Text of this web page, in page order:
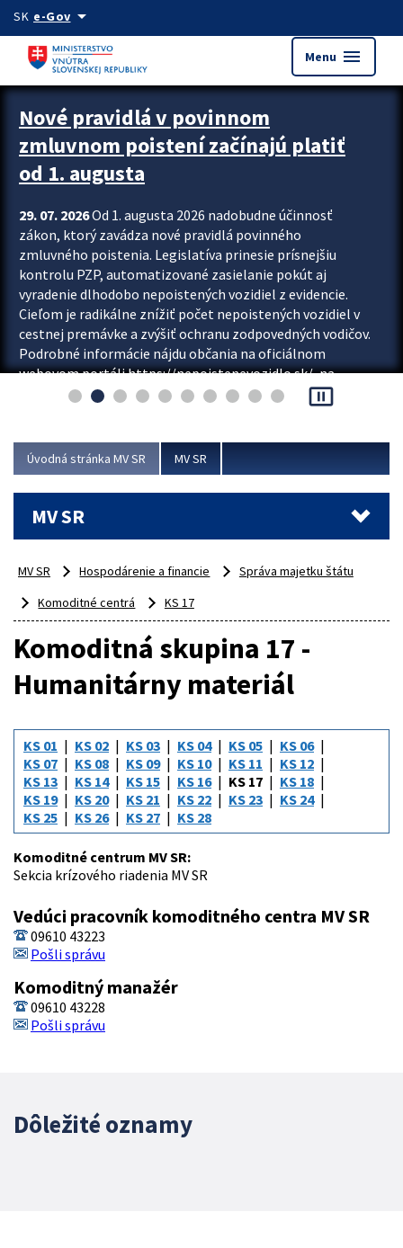
Preskocit na hlavný obsah
SK e-Govarrow_drop_down
Menu menu
Zastavit automatický posun upútavok
Nové pravidlá v povinnom
zmluvnom poistení začínajú platiť
od 1. augusta
29. 07. 2026Od 1. augusta 2026 nadobudne účinnosť
zákon, ktorý zavádza nové pravidlá povinného
zmluvného poistenia. Legislatíva prinesie prísnejšiu
kontrolu PZP, automatizované zasielanie pokút aj
vyradenie dlhodobo nepoistených vozidiel z evidencie.
Cieľom je radikálne znížiť počet nepoistených vozidiel v
cestnej premávke a zvýšiť ochranu zodpovedných vodičov.
Podrobné informácie nájdu občania na oficiálnom
webovom portáli https://nepoistenevozidlo.sk/, na
ktorom od augusta pribudne aj možnosť overiť si...
pause_presentation
Úvodná stránka MV SR MV SR
MV SR
MV SR Hospodárenie a financie
Správa majetku štátu
Komoditné centrá
KS 17
Komoditná skupina 17 -
Humanitárny materiál
KS 01 KS 02 KS 03 KS 04 KS 05
KS 06
KS 07
KS 08 KS 09 KS 10 KS 11
KS 12
KS 13
KS 14 KS 15 KS 16 KS 17
KS 18
KS 19
KS 20 KS 21 KS 22 KS 23
KS 24
KS 25
KS 26 KS 27 KS 28
Komoditné centrum MV SR:
Sekcia krízového riadenia MV SR
Vedúci pracovník komoditného centra MV SR
09610 43223
Pošli správu
Komoditný manažér
09610 43228
Pošli správu
Dôležité oznamy